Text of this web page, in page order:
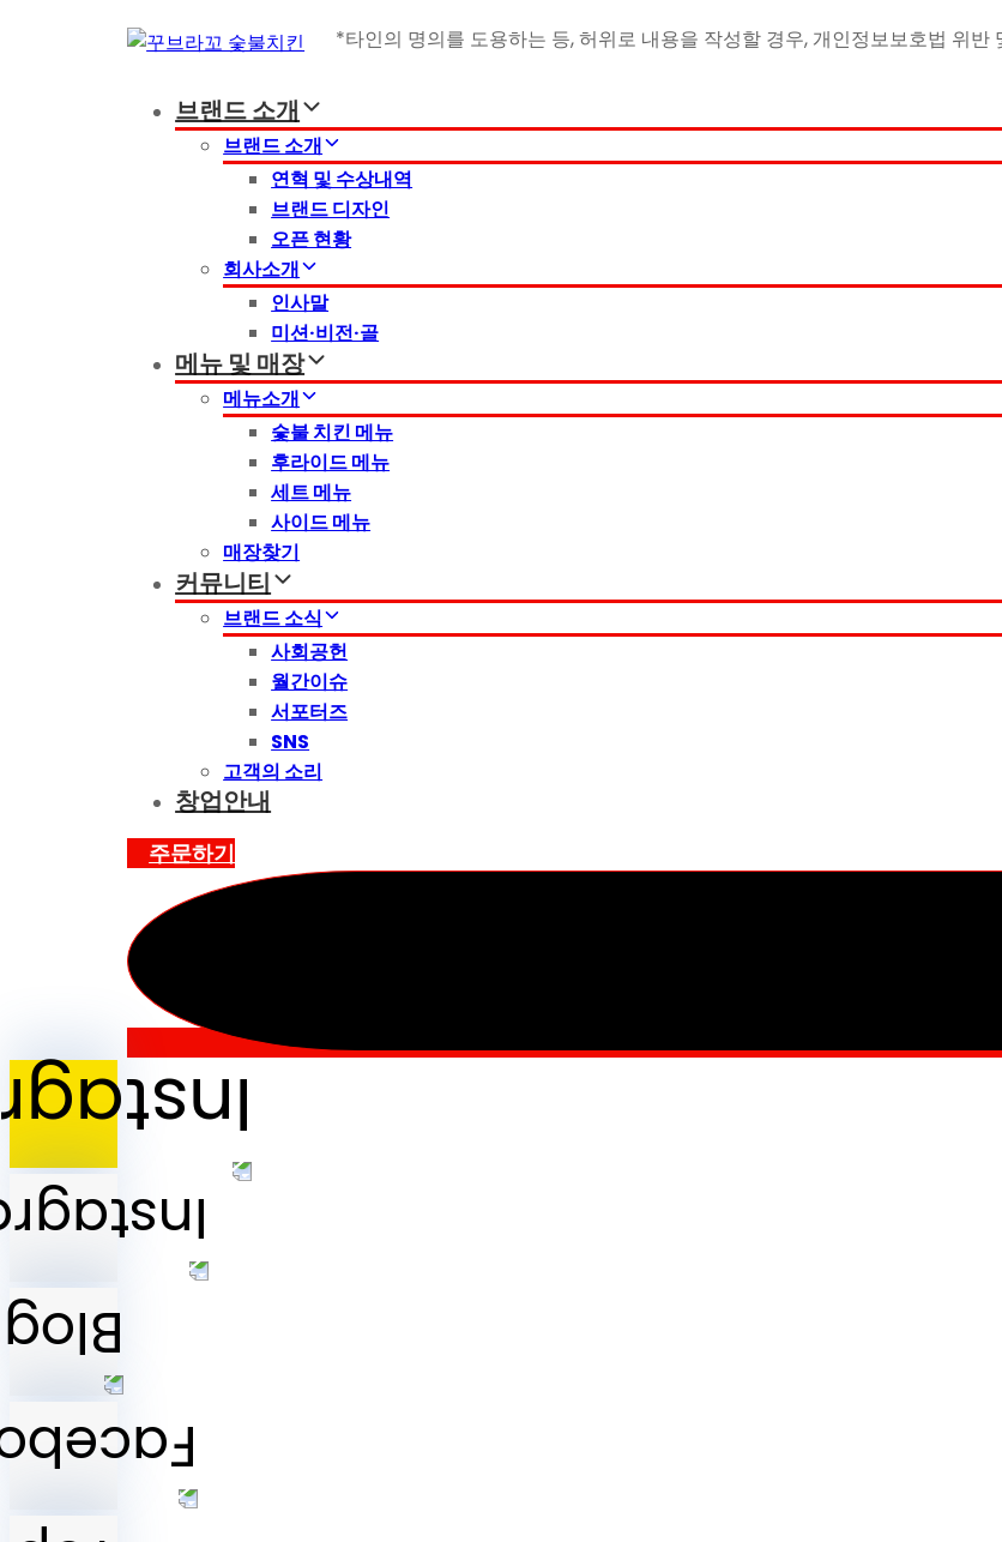
브랜드 소개
브랜드 소개
연혁 및 수상내역
브랜드 디자인
오픈 현황
회사소개
인사말
미션·비전·골
메뉴 및 매장
메뉴소개
숯불 치킨 메뉴
후라이드 메뉴
세트 메뉴
사이드 메뉴
매장찾기
커뮤니티
브랜드 소식
사회공헌
월간이슈
서포터즈
SNS
고객의 소리
창업안내
주문하기
*타인의 명의를 도용하는 등, 허위로 내용을 작성할 경우, 개인정보보호법 위반